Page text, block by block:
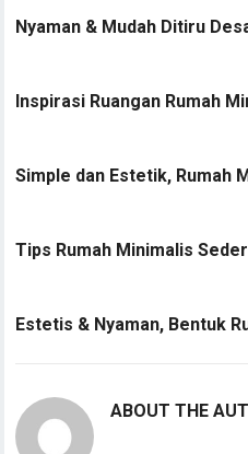
Nyaman & Mudah Ditiru
Inspirasi Ruangan Rumah
Simple dan Estetik, Rumah
Tips Rumah Minimalis
Estetis & Nyaman, Bentuk
ABOUT THE